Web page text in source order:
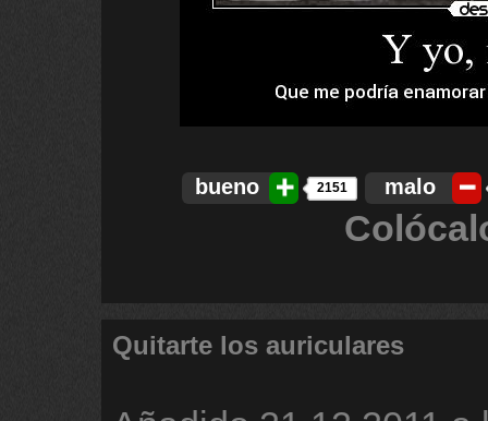
bueno 2151 malo
Quitarte los auriculares